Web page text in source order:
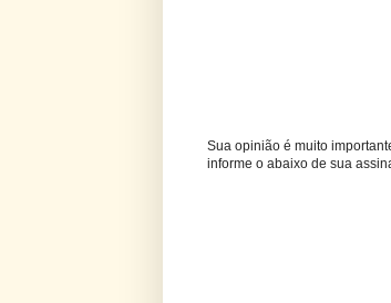
Sua opinião é muito
informe o abaixo de sua